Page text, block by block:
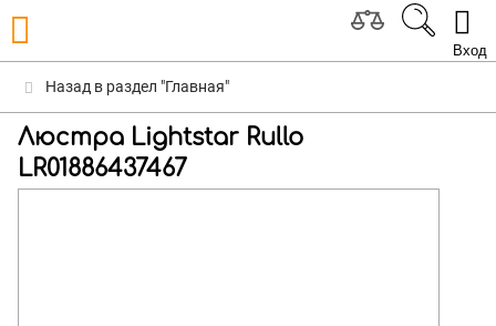
Вход
Назад в раздел "Главная"
Люстра Lightstar Rullo
LR01886437467